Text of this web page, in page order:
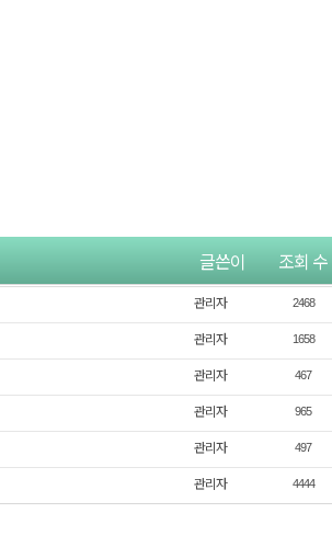
글쓴이 조회 수
관리자 2468
관리자 1658
관리자 467
관리자 965
관리자 497
관리자 4444